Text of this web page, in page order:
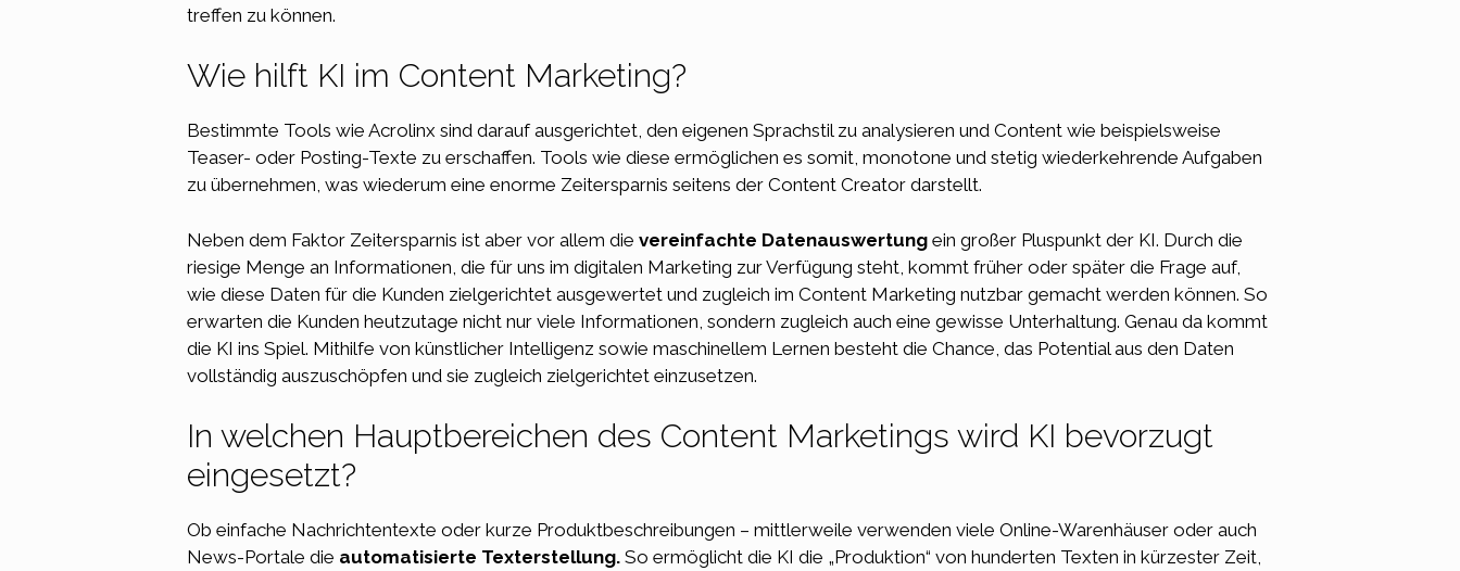
treffen zu können.
Wie hilft KI im Content Marketing?
Bestimmte Tools wie Acrolinx sind darauf ausgerichtet, den eigenen Sprachstil zu analysieren und Content wie beispielsweise
Teaser- oder Posting-Texte zu erschaffen. Tools wie diese ermöglichen es somit, monotone und stetig wiederkehrende Aufgaben
zu übernehmen, was wiederum eine enorme Zeitersparnis seitens der Content Creator darstellt.
Neben dem Faktor Zeitersparnis ist aber vor allem die vereinfachte Datenauswertung ein großer Pluspunkt der KI. Durch die
riesige Menge an Informationen, die für uns im digitalen Marketing zur Verfügung steht, kommt früher oder später die Frage auf,
wie diese Daten für die Kunden zielgerichtet ausgewertet und zugleich im Content Marketing nutzbar gemacht werden können. So
erwarten die Kunden heutzutage nicht nur viele Informationen, sondern zugleich auch eine gewisse Unterhaltung. Genau da kommt
die KI ins Spiel. Mithilfe von künstlicher Intelligenz sowie maschinellem Lernen besteht die Chance, das Potential aus den Daten
vollständig auszuschöpfen und sie zugleich zielgerichtet einzusetzen.
In welchen Hauptbereichen des Content Marketings wird KI bevorzugt
eingesetzt?
Ob einfache Nachrichtentexte oder kurze Produktbeschreibungen – mittlerweile verwenden viele Online-Warenhäuser oder auch
News-Portale die automatisierte Texterstellung. So ermöglicht die KI die „Produktion“ von hunderten Texten in kürzester Zeit,